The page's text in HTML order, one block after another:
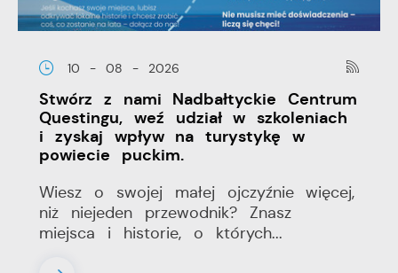
10 - 08 - 2026
Stwórz z nami Nadbałtyckie Centrum
Questingu, weź udział w szkoleniach
i zyskaj wpływ na turystykę w
powiecie puckim.
Wiesz o swojej małej ojczyźnie więcej,
niż niejeden przewodnik? Znasz
miejsca i historie, o których...